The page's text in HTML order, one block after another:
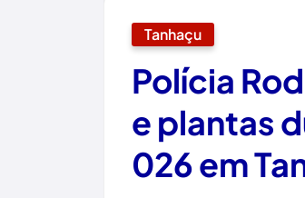
Tanhaçu
Polícia
e plantas
026 em